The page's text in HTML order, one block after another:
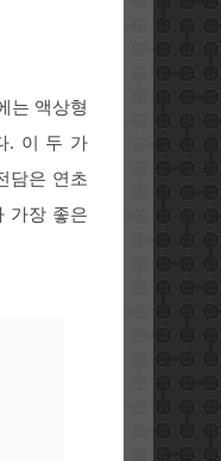
는 액상형
. 이 두 가
담은 연초
가장 좋은